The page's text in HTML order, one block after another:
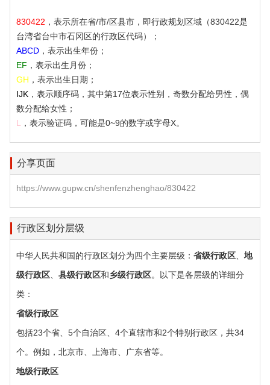
830422 ，表示所在省/市/区县市，即行政规划区域（830422是
台湾省台中市石冈区的行政区代码）；
ABCD ，表示出生年份；
EF ，表示出生月份；
GH ，表示出生日期；
IJK ，表示顺序码，其中第17位表示性别，奇数分配给男性，偶
数分配给女性；
L
，表示验证码，可能是0~9的数字或字母X。
分享页面
https://www.gupw.cn/shenfenzhenghao/830422
行政区划分层级
中华人民共和国的行政区划分为四个主要层级：‌ 省级行政区
地
级行政区
县级行政区‌和‌乡级行政区‌。以下是各层级的详细分
类：‌
‌省级行政区
包括23个省、5个自治区、4个直辖市和2个特别行政区，共34
个。例如，北京市、上海市、广东省等。
‌地级行政区